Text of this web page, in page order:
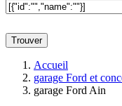
Trouver
Accueil
garage Ford et
garage Ford Ain